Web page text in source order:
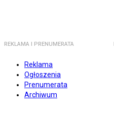
REKLAMA I PRENUMERATA
Reklama
Ogłoszenia
Prenumerata
Archiwum